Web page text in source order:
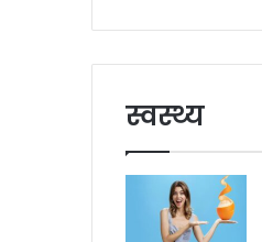
स्वस्थ्य